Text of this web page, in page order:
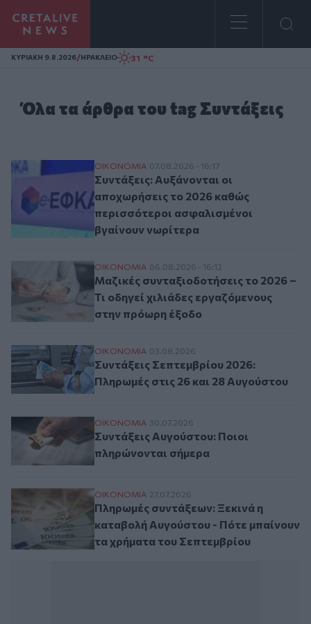
Homepage
ΚΥΡΙΑΚΗ 9.8.2026/ΗΡΑΚΛΕΙΟ 31 °C
Όλα τα άρθρα του tag Συντάξεις
Συντάξεις: Αυξάνονται οι αποχωρήσεις
ΟΙΚΟΝΟΜΙΑ 07.08.2026 - 16:17
Συντάξεις: Αυξάνονται οι
αποχωρήσεις το 2026 καθώς
περισσότεροι ασφαλισμένοι
βγαίνουν νωρίτερα
Μαζικές συνταξιοδοτήσεις το 2026 – Τι
ΟΙΚΟΝΟΜΙΑ 06.08.2026 - 16:12
Μαζικές συνταξιοδοτήσεις το 2026 –
Τι οδηγεί χιλιάδες εργαζόμενους
στην πρόωρη έξοδο
Συντάξεις Σεπτεμβρίου 2026: Πληρωμές
ΟΙΚΟΝΟΜΙΑ 03.08.2026
Συντάξεις Σεπτεμβρίου 2026:
Πληρωμές στις 26 και 28 Αυγούστου
Συντάξεις Αυγούστου: Ποιοι
ΟΙΚΟΝΟΜΙΑ 30.07.2026
Συντάξεις Αυγούστου: Ποιοι
πληρώνονται σήμερα
Πληρωμές συντάξεων: Ξεκινά η
ΟΙΚΟΝΟΜΙΑ 27.07.2026
Πληρωμές συντάξεων: Ξεκινά η
καταβολή Αυγούστου - Πότε μπαίνουν
τα χρήματα του Σεπτεμβρίου